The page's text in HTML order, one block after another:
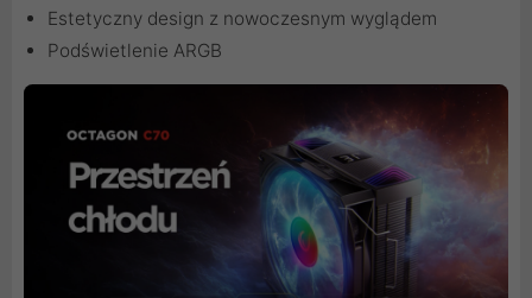
Estetyczny design z nowoczesnym wyglądem
Podświetlenie ARGB